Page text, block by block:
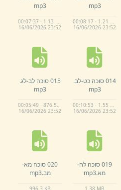
mp3
00:08:17 · 1.21 MB
16/06/2026 23:52
mp3
00:07:37 · 1.13 MB
16/06/2026 23:52
014 סוכה כט-
לב.
mp3
00:10:53 · 1.55 MB
16/06/2026 23:52
015 סוכה לב-
לג.
mp3
00:05:49 · 876.5 KB
16/06/2026 23:52
019 סוכה לח-
מא.mp3
1. 38 MB
020 סוכה מא-
מב.mp3
996. 3 KB